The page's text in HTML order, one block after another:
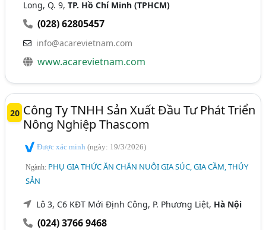
Long, Q. 9,TP. Hồ Chí Minh (TPHCM)
(028) 62805457
info@acarevietnam.com
www.acarevietnam.com
20 Công Ty TNHH Sản Xuất Đầu Tư Phát Triển
Nông Nghiệp Thascom
Được xác minh(ngày: 19/3/2026)
Ngành: PHỤ GIA THỨC ĂN CHĂN NUÔI GIA SÚC, GIA CẦM, THỦY
SẢN
Lô 3, C6 KĐT Mới Định Công, P. Phương Liệt, Hà Nội
(024) 3766 9468